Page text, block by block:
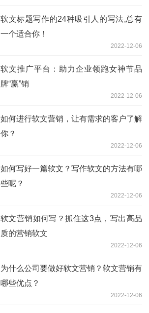
软文标题写作的24种吸引人的写法,总有
一个适合你！
2022-12-06
软文推广平台：助力企业领跑女神节品
牌“赢”销
2022-12-06
如何进行软文营销，让有需求的客户了解
你？
2022-12-06
如何写好一篇软文？写作软文的方法有哪
些呢？
2022-12-06
软文营销如何写？抓住这3点，写出高品
质的营销软文
2022-12-06
为什么公司要做好软文营销？软文营销有
哪些优点？
2022-12-06